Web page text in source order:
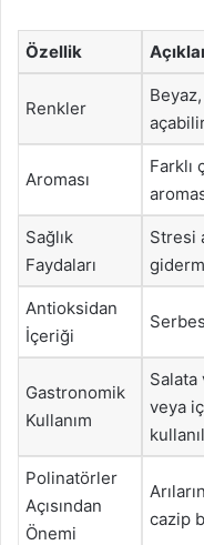
Özellik
Renkler
Aroması
Farklı
Sağlık
Faydaları
Stresi
Antioksidan
İçeriği
Gastronomik
Kullanım
veya
Polinatörler
Açısından
Önemi
cazip